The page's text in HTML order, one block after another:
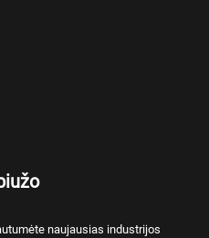
naujausias industrijos